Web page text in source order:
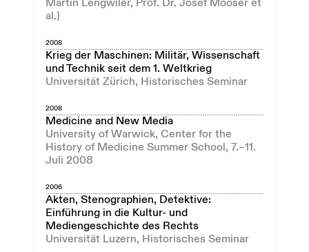
Martin Lengwiler, Prof. Dr. Josef Mooser et
al.)
2008
Krieg der Maschinen: Militär, Wissenschaft
und Technik seit dem 1. Weltkrieg
Universität Zürich, Historisches Seminar
2008
Medicine and New Media
University of Warwick, Center for the
History of Medicine Summer School, 7.–11.
Juli 2008
2006
Akten, Stenographien, Detektive:
Einführung in die Kultur- und
Mediengeschichte des Rechts
Universität Luzern, Historisches Seminar